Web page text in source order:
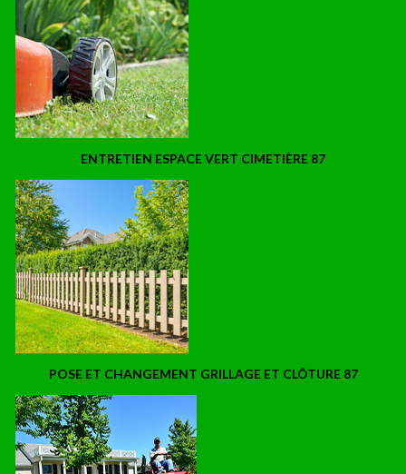
ENTRETIEN ESPACE VERT CIMETIÈRE 87
POSE ET CHANGEMENT GRILLAGE ET CLÔTURE 87